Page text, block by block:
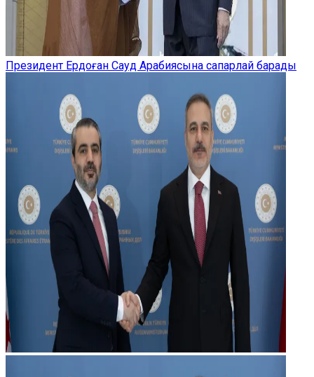
Президент Ердоған Сауд Арабиясына сапарлай барады